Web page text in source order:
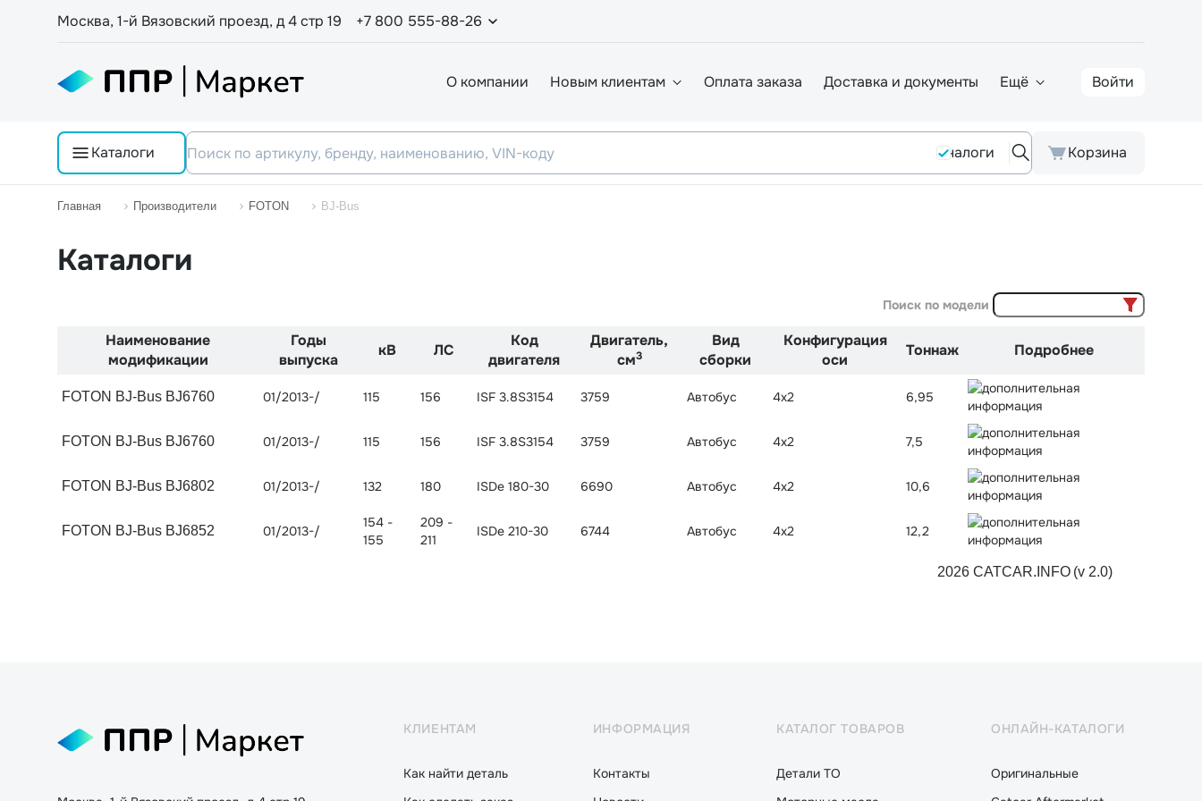
Москва, 1-й Вязовский проезд, д 4 стр 19 +7 800 555-88-26
О компании Новым клиентам Оплата заказа Доставка и документы Ещё Войти
Каталоги Аналоги Корзина
Главная Производители FOTON BJ-Bus
Каталоги
Поиск по модели
Наименование
модификации
Годы
выпуска
кВ ЛС
Код
двигателя
Двигатель,
см3
Вид
сборки
Конфигурация
оси
Тоннаж Подробнее
FOTON BJ-Bus BJ6760 01/2013-/ 115 156 ISF 3.8S3154 3759 Автобус 4x2 6,95
FOTON BJ-Bus BJ6760 01/2013-/ 115 156 ISF 3.8S3154 3759 Автобус 4x2 7,5
FOTON BJ-Bus BJ6802 01/2013-/ 132 180 ISDe 180-30 6690 Автобус 4x2 10,6
FOTON BJ-Bus BJ6852 01/2013-/
154 -
155
209 -
211
ISDe 210-30 6744 Автобус 4x2 12,2
2026 CATCAR.INFO (v 2.0)
КЛИЕНТАМ
Как найти деталь
ИНФОРМАЦИЯ
Контакты
КАТАЛОГ ТОВАРОВ
Детали ТО
ОНЛАЙН-КАТАЛОГИ
Оригинальные